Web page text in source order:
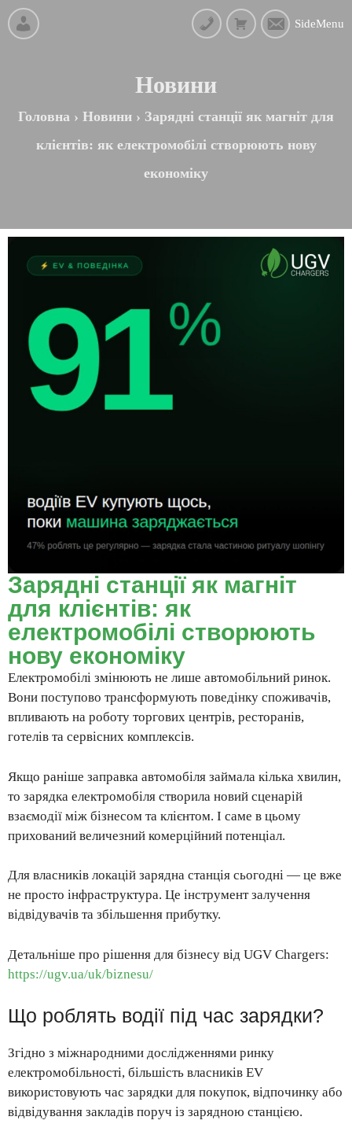
SideMenu
Новини
Головна › Новини › Зарядні станції як магніт для
клієнтів: як електромобілі створюють нову
економіку
Зарядні станції як магніт
для клієнтів: як
електромобілі створюють
нову економіку
Електромобілі змінюють не лише автомобільний ринок.
Вони поступово трансформують поведінку споживачів,
впливають на роботу торгових центрів, ресторанів,
готелів та сервісних комплексів.
Якщо раніше заправка автомобіля займала кілька хвилин,
то зарядка електромобіля створила новий сценарій
взаємодії між бізнесом та клієнтом. І саме в цьому
прихований величезний комерційний потенціал.
Для власників локацій зарядна станція сьогодні — це вже
не просто інфраструктура. Це інструмент залучення
відвідувачів та збільшення прибутку.
Детальніше про рішення для бізнесу від UGV Chargers:
https://ugv.ua/uk/biznesu/
Що роблять водії під час зарядки?
Згідно з міжнародними дослідженнями ринку
електромобільності, більшість власників EV
використовують час зарядки для покупок, відпочинку або
відвідування закладів поруч із зарядною станцією.